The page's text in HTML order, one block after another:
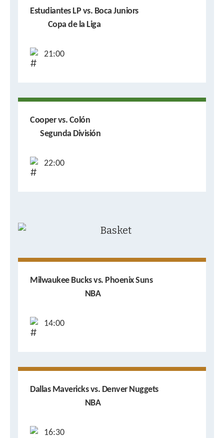
Estudiantes LP vs. Boca Juniors
Copa de la Liga
21:00
Cooper vs. Colón
Segunda División
22:00
Milwaukee Bucks vs. Phoenix Suns
NBA
14:00
Dallas Mavericks vs. Denver Nuggets
NBA
16:30